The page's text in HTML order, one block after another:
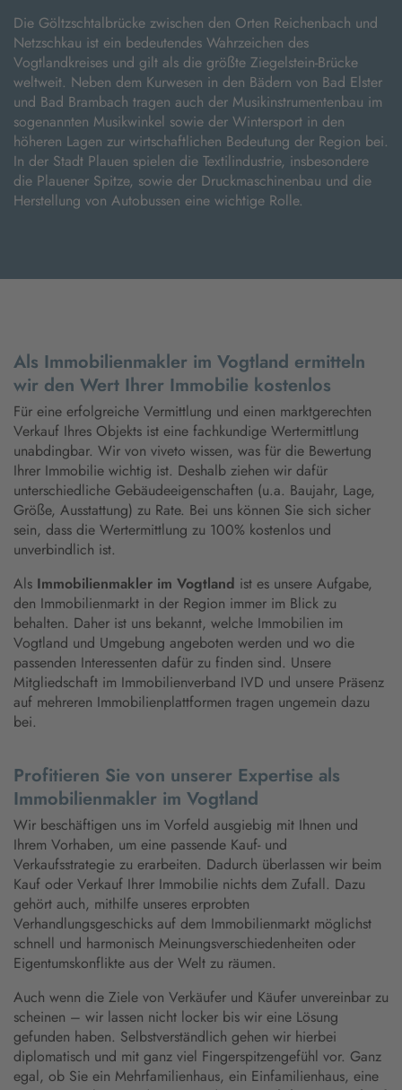
Die Göltzschtalbrücke zwischen den Orten Reichenbach und
Netzschkau ist ein bedeutendes Wahrzeichen des
Vogtlandkreises und gilt als die größte Ziegelstein-Brücke
weltweit. Neben dem Kurwesen in den Bädern von Bad Elster
und Bad Brambach tragen auch der Musikinstrumentenbau im
sogenannten Musikwinkel sowie der Wintersport in den
höheren Lagen zur wirtschaftlichen Bedeutung der Region bei.
In der Stadt Plauen spielen die Textilindustrie, insbesondere
die Plauener Spitze, sowie der Druckmaschinenbau und die
Herstellung von Autobussen eine wichtige Rolle.
Als Immobilienmakler im Vogtland ermitteln
wir den Wert Ihrer Immobilie kostenlos
Für eine erfolgreiche Vermittlung und einen marktgerechten
Verkauf Ihres Objekts ist eine fachkundige Wertermittlung
unabdingbar. Wir von viveto wissen, was für die Bewertung
Ihrer Immobilie wichtig ist. Deshalb ziehen wir dafür
unterschiedliche Gebäudeeigenschaften (u.a. Baujahr, Lage,
Größe, Ausstattung) zu Rate. Bei uns können Sie sich sicher
sein, dass die Wertermittlung zu 100% kostenlos und
unverbindlich ist.
Als Immobilienmakler im Vogtland ist es unsere Aufgabe,
den Immobilienmarkt in der Region immer im Blick zu
behalten. Daher ist uns bekannt, welche Immobilien im
Vogtland und Umgebung angeboten werden und wo die
passenden Interessenten dafür zu finden sind. Unsere
Mitgliedschaft im Immobilienverband IVD und unsere Präsenz
auf mehreren Immobilienplattformen tragen ungemein dazu
bei.
Profitieren Sie von unserer Expertise als
Immobilienmakler im Vogtland
Wir beschäftigen uns im Vorfeld ausgiebig mit Ihnen und
Ihrem Vorhaben, um eine passende Kauf- und
Verkaufsstrategie zu erarbeiten. Dadurch überlassen wir beim
Kauf oder Verkauf Ihrer Immobilie nichts dem Zufall. Dazu
gehört auch, mithilfe unseres erprobten
Verhandlungsgeschicks auf dem Immobilienmarkt möglichst
schnell und harmonisch Meinungsverschiedenheiten oder
Eigentumskonflikte aus der Welt zu räumen.
Auch wenn die Ziele von Verkäufer und Käufer unvereinbar zu
scheinen – wir lassen nicht locker bis wir eine Lösung
gefunden haben. Selbstverständlich gehen wir hierbei
diplomatisch und mit ganz viel Fingerspitzengefühl vor. Ganz
egal, ob Sie ein Mehrfamilienhaus, ein Einfamilienhaus, eine